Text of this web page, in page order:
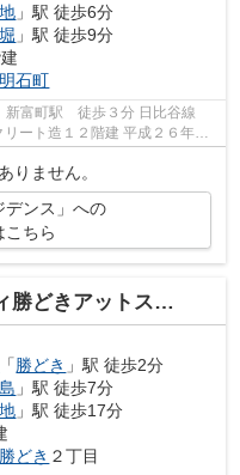
」駅 徒歩6分
」駅 徒歩9分
明石町
りません。
デンス」への
こちら
きアットステーション
「勝どき 」駅 徒歩2分
」駅 徒歩7分
」駅 徒歩17分
勝どき ２丁目